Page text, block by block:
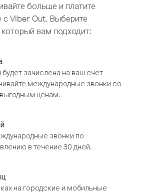
больше и платите
Viber Out. Выберите
который вам подходит:
зачислена на ваш счёт
международные звонки со
ценам.
звонки по
в течение 30 дней.
на городские и мобильные